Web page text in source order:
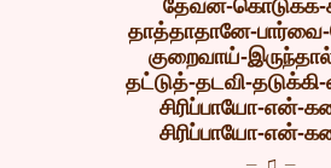
தேவன்-கொடுக்க-
தாத்தாதானே-
குறைவாய்-
தட்டுத்-தடவி-தடுக்கி-
சிரிப்பாயோ-
சிரிப்பாயோ-